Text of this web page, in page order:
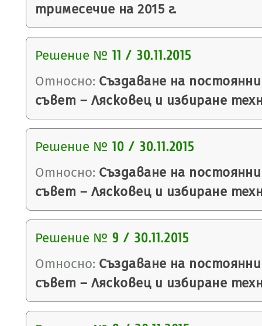
тримесечие на 2015 г.
Решение № 11 / 30.11.2015
Относно: Създаване на
съвет – Лясковец и избиране
Решение № 10 / 30.11.2015
Относно: Създаване на
съвет – Лясковец и избиране
Решение № 9 / 30.11.2015
Относно: Създаване на
съвет – Лясковец и избиране